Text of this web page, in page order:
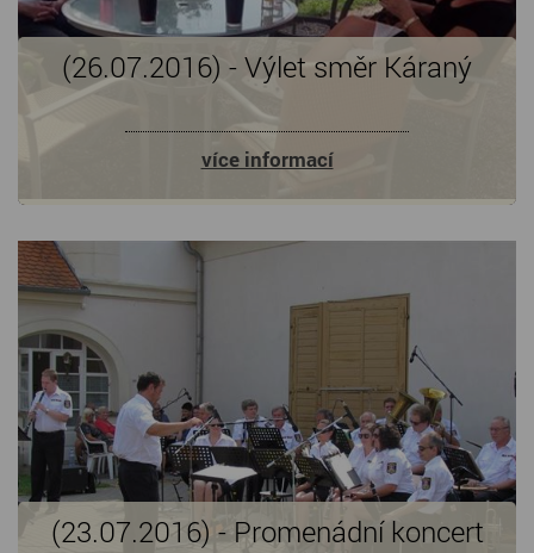
(26.07.2016) - Výlet směr Káraný
více informací
(23.07.2016) - Promenádní koncert